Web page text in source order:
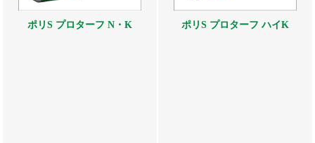
ポリS プロターフ N・K ポリS プロターフ ハイK